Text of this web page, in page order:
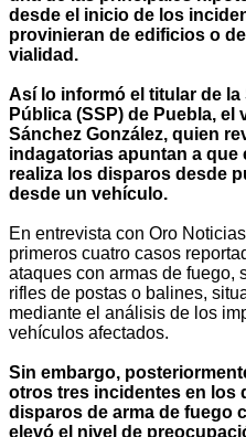
desde el inicio de los
provinieran de edificios o
vialidad.
Así lo informó el titular de la
Pública (SSP) de Puebla,
Sánchez González, quien
indagatorias apuntan a
realiza los disparos desde
desde un vehículo.
En entrevista con Oro
primeros cuatro casos
ataques con armas de fuego,
rifles de postas o balines,
mediante el análisis de los
vehículos afectados.
Sin embargo,
otros tres incidentes en los
disparos de arma de fuego
elevó el nivel de